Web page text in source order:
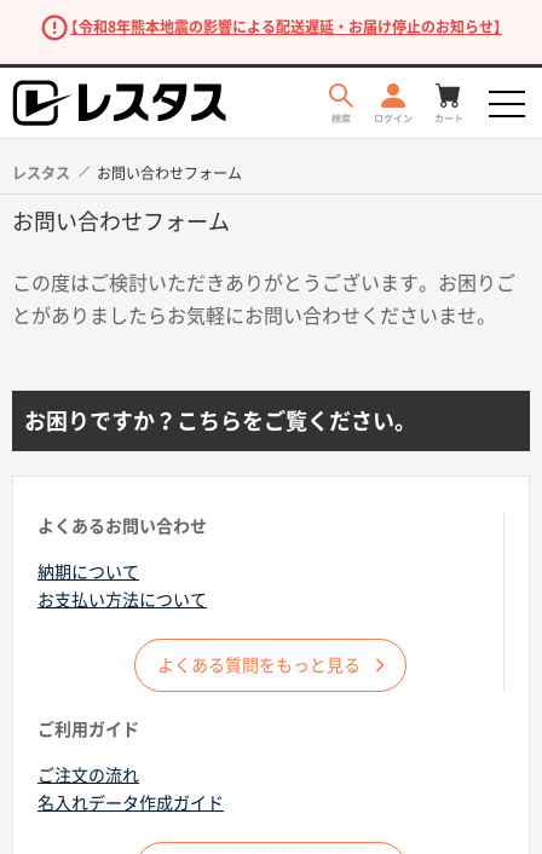
【令和8年熊本地震の影響による配送遅延・お届け停止のお知らせ】
商品を探す
ターゲットから探す
レスタス お問い合わせフォーム
お問い合わせフォーム
この度はご検討いただきありがとうございます。お困りご
とがありましたらお気軽にお問い合わせくださいませ。
お困りですか？こちらをご覧ください。
よくあるお問い合わせ
納期について
お支払い方法について
よくある質問をもっと見る
ご利用ガイド
ご注文の流れ
名入れデータ作成ガイド